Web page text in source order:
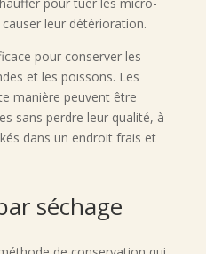
leur détérioration.
pour conserver les
et les poissons. Les
manière peuvent être
sans perdre leur qualité, à
dans un endroit frais et
séchage